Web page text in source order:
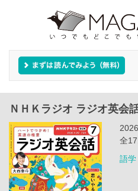
ＮＨＫラジオ ラジオ英会
全
語学